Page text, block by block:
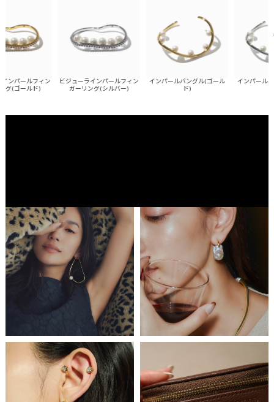
ルフィン
ルド)
ビジューラインパールフィン
ガーリング(シルバー)
インパールバングル(ゴール
インパールバングル